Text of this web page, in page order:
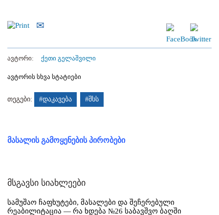
ავტორი: ქეთი გელაშვილი
ავტორის სხვა სტატიები
თეგები: #დაკავება #შსს
მასალის გამოყენების პირობები
მსგავსი სიახლეები
სამუშაო ჩაფხუტები, მასალები და შეჩერებული
რეაბილიტაცია — რა ხდება №26 საბავშვო ბაღში